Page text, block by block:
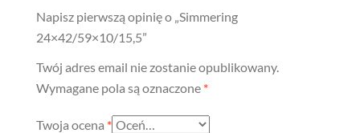
Napisz pierwszą opinię o „Simmering
24×42/59×10/15,5”
Twój adres email nie zostanie opublikowany.
Wymagane pola są oznaczone *
Twoja ocena *